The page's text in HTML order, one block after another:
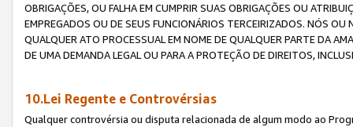
OBRIGAÇÕES, OU FALHA EM CUMPRIR SUAS OBRIGAÇÕES OU
EMPREGADOS OU DE SEUS FUNCIONÁRIOS TERCEIRIZADOS. NÓS
QUALQUER ATO PROCESSUAL EM NOME DE QUALQUER PARTE DA
DE UMA DEMANDA LEGAL OU PARA A PROTEÇÃO DE DIREITOS,
10.Lei Regente e Controvérsias
Qualquer controvérsia ou disputa relacionada de algum modo ao